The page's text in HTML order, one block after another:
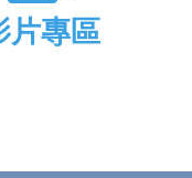
片專區